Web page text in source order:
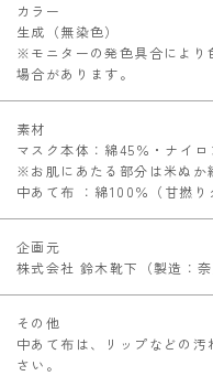
カラー
生成（無染色）
※モニターの発色具合により
場合があります。
素材
マスク本体：綿45％・ナイ
※お肌にあたる部分は米ぬか
中あて布 ：綿100％（甘撚り
企画元
株式会社 鈴木靴下（製造：奈
その他
中あて布は、リップなどの
さい。